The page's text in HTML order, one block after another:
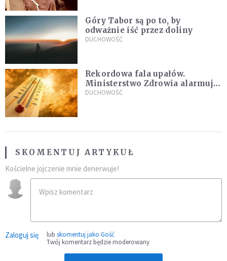
Góry Tabor są po to, by
odważnie iść przez doliny
DUCHOWOŚĆ
Rekordowa fala upałów.
Ministerstwo Zdrowia alarmuje
po doświadczeniach z czerwca
DUCHOWOŚĆ
SKOMENTUJ ARTYKUŁ
Kościelne jojczenie mnie denerwuje!
Zaloguj się lub skomentuj jako Gość
Twój komentarz będzie moderowany